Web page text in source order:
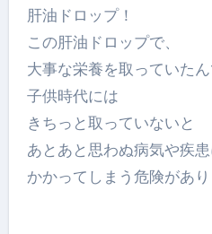
肝油ドロップ！
この肝油ドロップで、
大事な栄養を取っていたん
子供時代には
きちっと取っていないと
あとあと思わぬ病気や疾
かかってしまう危険があり